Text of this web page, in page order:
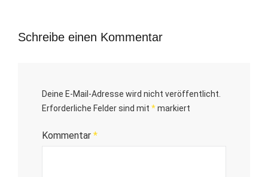
Schreibe einen Kommentar
Deine E-Mail-Adresse wird nicht veröffentlicht.
Erforderliche Felder sind mit *markiert
Kommentar *